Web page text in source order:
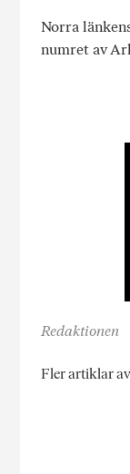
Norra
numret av
Redaktionen
Fler artiklar